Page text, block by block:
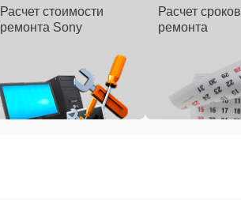
Расчет стоимости
ремонта Sony
Расчет сроков
ремонта